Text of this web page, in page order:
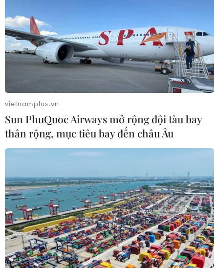
Đà Nẵng lại ghi nhận trường hợp dương
tính với SARS-CoV-2
18/06/2021 12:33
Ngày 14/6, ông H. bắt đầu có dấu hiệu mệt mỏi, ngạt
mũi, rát họng. Ngày 18/6, ông H. được Bệnh viện Đa
quả xét nghiệm cùng ngày dương tính lần 1.
vietnamplus.vn
Sun PhuQuoc Airways mở rộng đội tàu bay
thân rộng, mục tiêu bay đến châu Âu